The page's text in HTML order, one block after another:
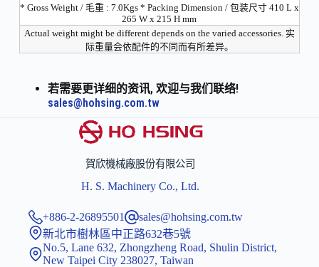
* Gross Weight / 毛重 : 7.0Kgs * Packing Dimension / 包装尺寸 410 L x
265 W x 215 H mm
Actual weight might be different depends on the varied accessories. 实
际重量会依配件的不同而有所差异。
若需要更详细的资讯, 欢迎与我们联络!
sales@hohsing.com.tw
賀欣機械廠股份有限公司
H. S. Machinery Co., Ltd.
+886-2-26895501
sales@hohsing.com.tw
新北市樹林區中正路632巷5號
No.5, Lane 632, Zhongzheng Road, Shulin District,
New Taipei City 238027, Taiwan